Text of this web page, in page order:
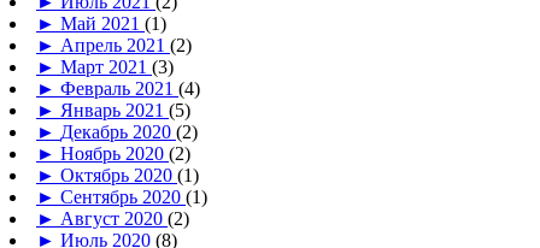
► Май 2021 (1)
► Апрель 2021 (2)
► Март 2021 (3)
► Февраль 2021 (4)
► Январь 2021 (5)
► Декабрь 2020 (2)
► Ноябрь 2020 (2)
► Октябрь 2020 (1)
► Сентябрь 2020 (1)
► Август 2020 (2)
► Июль 2020 (8)